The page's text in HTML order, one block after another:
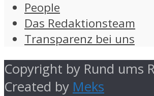
People
Das Redaktionsteam
Transparenz bei uns
Copyright by Rund ums
Created by Meks